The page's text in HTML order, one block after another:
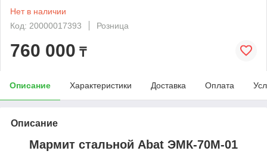
Нет в наличии
Код: 20000017393
Розница
760 000 ₸
Описание Характеристики Доставка Оплата
Описание
Мармит стальной Abat ЭМК-70М-01